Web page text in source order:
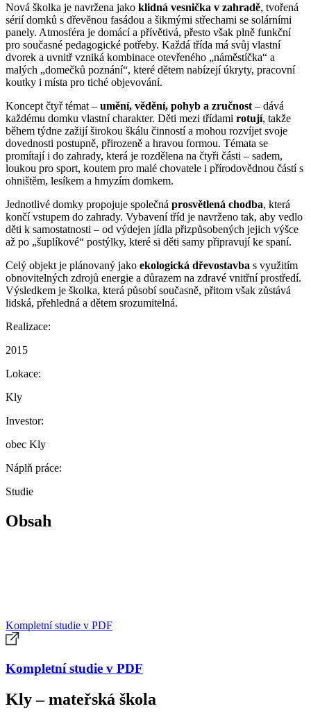
Nová školka je navržena jako klidná vesnička v zahradě, tvořená
sérií domků s dřevěnou fasádou a šikmými střechami se solárními
panely. Atmosféra je domácí a přívětivá, přesto však plně funkční
pro současné pedagogické potřeby. Každá třída má svůj vlastní
dvorek a uvnitř vzniká kombinace otevřeného „náměstíčka“ a
malých „domečků poznání“, které dětem nabízejí úkryty, pracovní
koutky i místa pro tiché objevování.
Koncept čtyř témat – umění, vědění, pohyb a zručnost – dává
každému domku vlastní charakter. Děti mezi třídami rotují, takže
během týdne zažijí širokou škálu činností a mohou rozvíjet svoje
dovednosti postupně, přirozeně a hravou formou. Témata se
promítají i do zahrady, která je rozdělena na čtyři části – sadem,
loukou pro sport, koutem pro malé chovatele i přírodovědnou částí s
ohništěm, lesíkem a hmyzím domkem.
Jednotlivé domky propojuje společná prosvětlená chodba, která
končí vstupem do zahrady. Vybavení tříd je navrženo tak, aby vedlo
děti k samostatnosti – od výdejen jídla přizpůsobených jejich výšce
až po „šuplíkové“ postýlky, které si děti samy připravují ke spaní.
Celý objekt je plánovaný jako ekologická dřevostavba s využitím
obnovitelných zdrojů energie a důrazem na zdravé vnitřní prostředí.
Výsledkem je školka, která působí současně, přitom však zůstává
lidská, přehledná a dětem srozumitelná.
Realizace:
2015
Lokace:
Kly
Investor:
obec Kly
Náplň práce:
Studie
Obsah
Kompletní studie v PDF
Kompletní studie v PDF
Kly – mateřská škola